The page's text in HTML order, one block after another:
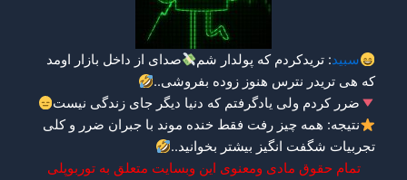
سبید: تریدکردم که پولدار شم
صدای از داخل بازار اومد
که هی تریدر نترس هنوز زوده بفروشی..
ضرر کردم ولی یادگرفتم که دنیا دیگر جای زندگی نیست
نتیجه: همه چیز رفت فقط خنده موند با جبران ضرر و کلی
تجربیات شگفت انگیز بیشتر بخوانید..
تمام حقوق مادی ومعنوی این وبسایت متعلق به توربوپلی